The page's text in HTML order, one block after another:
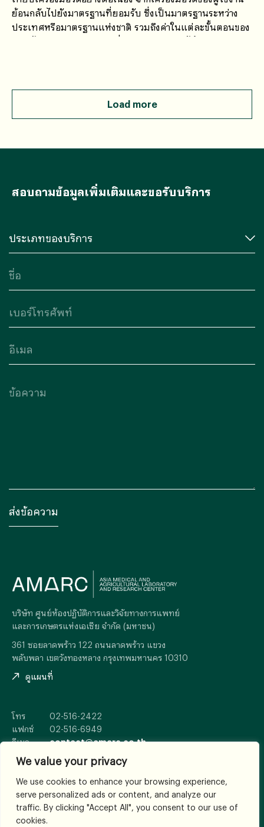
We value your privacy
We use cookies to enhance your browsing experience,
serve personalized ads or content, and analyze our
traffic. By clicking "Accept All", you consent to our use of
cookies.
ย้อนกลับไปยังมาตรฐานที่ยอมรับ ซึ่งเป็นมาตรฐานระหว่าง
ประเทศหรือมาตรฐานแห่งชาติ รวมถึงค่าในแต่ละขั้นตอนของ
ความไม่แน่นอนของการวัดที่สามารถสอบกลับได้
Load more
สอบถามข้อมูลเพิ่มเติมและขอรับบริการ
บริษัท ศูนย์ห้องปฏิบัติการและวิจัยทางการแพทย์
และการเกษตรแห่งเอเซีย จำกัด (มหาชน)
361 ซอยลาดพร้าว 122 ถนนลาดพร้าว แขวง
พลับพลา เขตวังทองหลาง กรุงเทพมหานคร 10310
ดูแผนที่
โทร
02-516-2422
แฟกซ์
02-516-6949
อีเมล
contact@amarc.co.th
© 2026
All Rights Reserved.
เงื่อนไขและข้อตกลง